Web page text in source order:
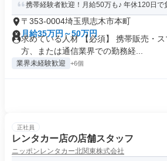
携帯経験者歓迎！月給50万も♪ 年休120日
〒353-0004埼玉県志木市本町
月給35万円～50万円
求めている人材 【必須】 携帯販売・
方、または通信業界での勤務経...
業界未経験歓迎 +6個
正社員
レンタカー店の店舗スタッフ
ニッポンレンタカー北関東株式会社